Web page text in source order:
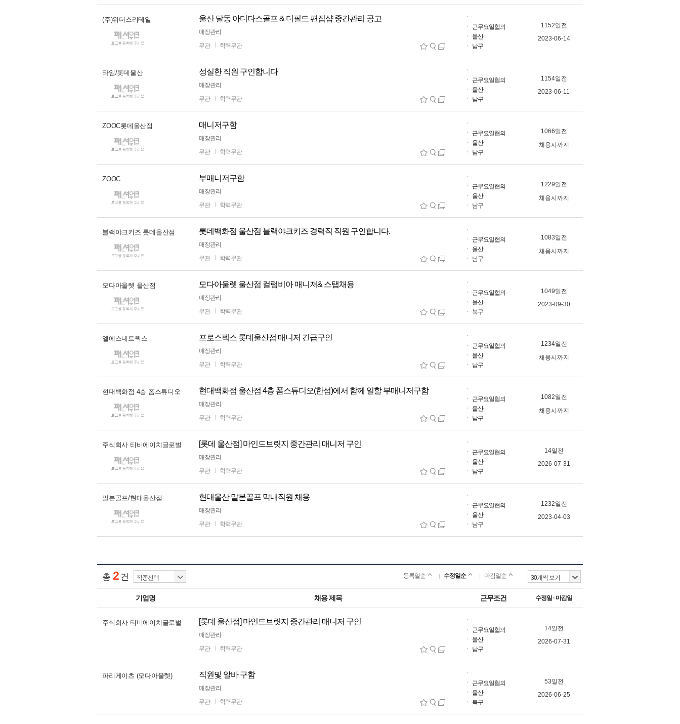
(주)위더스리테일 울산 달동 아디다스골프 & 더필드 편집샵 중간관리 공고
매장관리
무관
학력무관
근무요일협의
울산
남구
1152일전
2023-06-14
타임/롯데울산 성실한 직원 구인합니다
매장관리
무관
학력무관
근무요일협의
울산
남구
1154일전
2023-06-11
ZOOC롯데울산점 매니저구함
매장관리
무관
학력무관
근무요일협의
울산
남구
1066일전
채용시까지
ZOOC 부매니저구함
매장관리
무관
학력무관
근무요일협의
울산
남구
1229일전
채용시까지
블랙야크키즈 롯데울산점 롯데백화점 울산점 블랙야크키즈 경력직 직원 구인합니다.
매장관리
무관
학력무관
근무요일협의
울산
남구
1083일전
채용시까지
모다아울렛 울산점 모다아울렛 울산점 컬럼비아 매니저& 스탭채용
매장관리
무관
학력무관
근무요일협의
울산
북구
1049일전
2023-09-30
엘에스네트웍스 프로스펙스 롯데울산점 매니저 긴급구인
매장관리
무관
학력무관
근무요일협의
울산
남구
1234일전
채용시까지
현대백화점 4층 폼스튜디오 현대백화점 울산점 4층 폼스튜디오(한섬)에서 함께 일할 부매니저구함
매장관리
무관
학력무관
근무요일협의
울산
남구
1082일전
채용시까지
주식회사 티비에이치글로벌 [롯데 울산점] 마인드브릿지 중간관리 매니저 구인
매장관리
무관
학력무관
근무요일협의
울산
남구
14일전
2026-07-31
말본골프/현대울산점 현대울산 말본골프 막내직원 채용
매장관리
무관
학력무관
근무요일협의
울산
남구
1232일전
2023-04-03
총 2 건 등록일순 수정일순 마감일순
기업명 채용 제목 근무조건 수정일 · 마감일
주식회사 티비에이치글로벌 [롯데 울산점] 마인드브릿지 중간관리 매니저 구인
매장관리
무관
학력무관
근무요일협의
울산
남구
14일전
2026-07-31
파리게이츠 (모다아울렛) 직원및 알바 구함
매장관리
무관
학력무관
근무요일협의
울산
북구
53일전
2026-06-25